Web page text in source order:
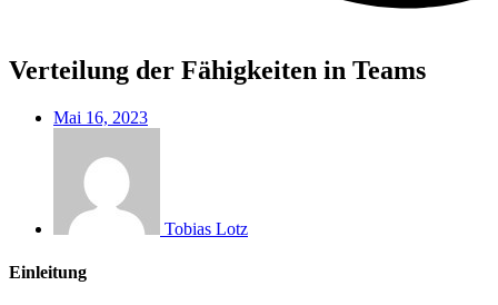
Verteilung der Fähigkeiten in Teams
Mai 16, 2023
Tobias Lotz
Einleitung